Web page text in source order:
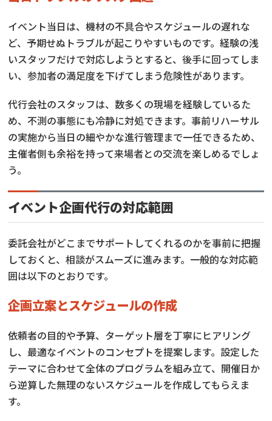
イベント当日は、機材の不具合やスケジュールの遅れな
ど、予期せぬトラブルが起こりやすいものです。経験の浅
いスタッフだけで対応しようとすると、後手に回ってしま
い、参加者の満足度を下げてしまう危険性があります。
代行会社のスタッフは、数多くの現場を経験しているた
め、不測の事態にも冷静に対処できます。事前リハーサル
の実施から当日の細やかな進行管理まで一任できるため、
主催者側も余裕を持って来場者との交流を楽しめるでしょ
う。
イベント企画代行の対応範囲
委託会社がどこまでサポートしてくれるのかを事前に把握
しておくと、相談がスムーズに進みます。一般的な対応範
囲は以下のとおりです。
企画立案とスケジュールの作成
依頼者の目的や予算、ターゲット層を丁寧にヒアリング
し、最適なイベントのコンセプトを提案します。設定した
テーマに合わせて全体のプログラムを組み立て、開催日か
ら逆算した無理のないスケジュールを作成してもらえま
す。